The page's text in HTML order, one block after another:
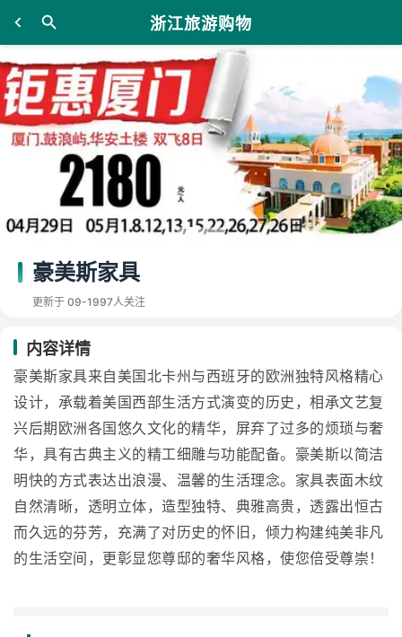
浙江旅游购物
豪美斯家具
更新于 09-1997人关注
内容详情
豪美斯家具来自美国北卡州与西班牙的欧洲独特风格精心
设计，承载着美国西部生活方式演变的历史，相承文艺复
兴后期欧洲各国悠久文化的精华，屏弃了过多的烦琐与奢
华，具有古典主义的精工细雕与功能配备。豪美斯以简洁
明快的方式表达出浪漫、温馨的生活理念。家具表面木纹
自然清晰，透明立体，造型独特、典雅高贵，透露出恒古
而久远的芬芳，充满了对历史的怀旧，倾力构建纯美非凡
的生活空间，更彰显您尊邸的奢华风格，使您倍受尊崇！